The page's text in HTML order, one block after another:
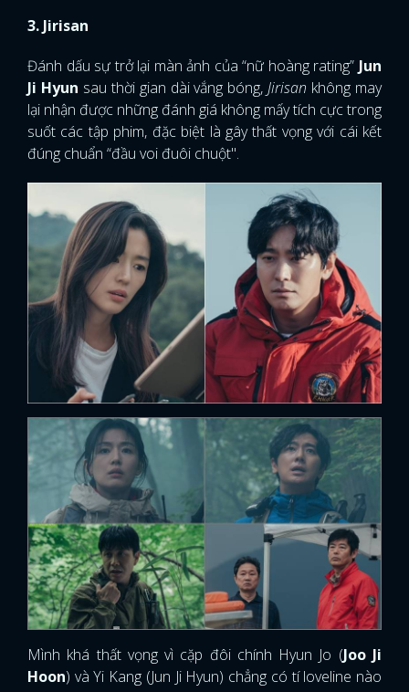
3. Jirisan
Đánh dấu sự trở lại màn ảnh của “nữ hoàng rating” Jun
Ji Hyun sau thời gian dài vắng bóng,Jirisan không may
lại nhận được những đánh giá không mấy tích cực trong
suốt các tập phim, đặc biệt là gây thất vọng với cái kết
đúng chuẩn “đầu voi đuôi chuột".
Mình khá thất vọng vì cặp đôi chính Hyun Jo (Joo Ji
Hoon) và Yi Kang (Jun Ji Hyun) chẳng có tí loveline nào